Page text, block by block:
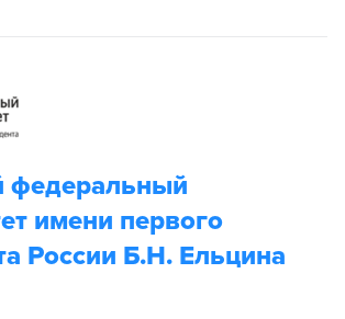
федеральный
имени первого
России Б.Н. Ельцина